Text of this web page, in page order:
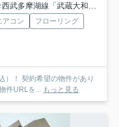
西武多摩湖線「武蔵大和」駅 徒歩21分
アコン
フローリング
があり
件URLを... もっと見る